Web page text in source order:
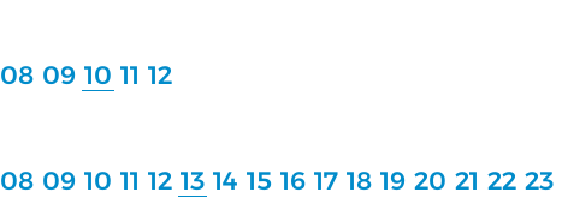
08 09 10 11 12
08 09 10 11 12 13 14 15 16 17 18 19 20 21 22 23